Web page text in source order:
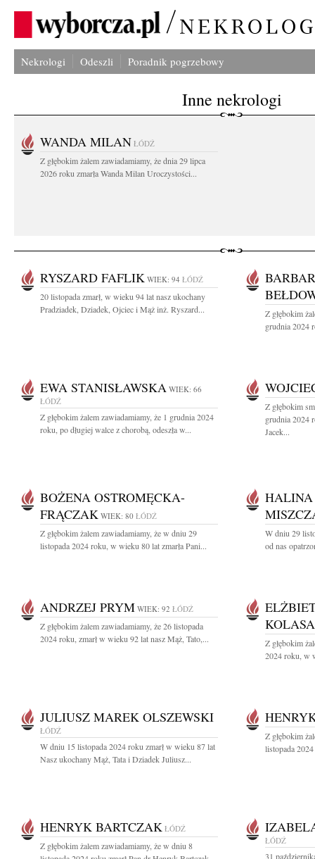
Nekrologi Odeszli Poradnik pogrzebowy
Inne nekrologi
WANDA MILAN ŁÓDŹ
Z głębokim żalem zawiadamiamy, że dnia 29 lipca
2026 roku zmarła Wanda Milan Uroczystości...
RYSZARD FAFLIK WIEK: 94 ŁÓDŹ
20 listopada zmarł, w wieku 94 lat nasz ukochany
Pradziadek, Dziadek, Ojciec i Mąż inż. Ryszard...
Z głębokim
grudnia 2024
EWA STANISŁAWSKA WIEK: 66
ŁÓDŹ
Z głębokim żalem zawiadamiamy, że 1 grudnia 2024
roku, po długiej walce z chorobą, odeszła w...
Z głębokim
grudnia 2024
Jacek...
BOŻENA OSTROMĘCKA-
FRĄCZAK WIEK: 80 ŁÓDŹ
Z głębokim żalem zawiadamiamy, że w dniu 29
listopada 2024 roku, w wieku 80 lat zmarła Pani...
W dniu 29
od nas
ANDRZEJ PRYM WIEK: 92 ŁÓDŹ
Z głębokim żalem zawiadamiamy, że 26 listopada
2024 roku, zmarł w wieku 92 lat nasz Mąż, Tato,...
KOLASA
Z głębokim
2024 roku, w
JULIUSZ MAREK OLSZEWSKI
ŁÓDŹ
W dniu 15 listopada 2024 roku zmarł w wieku 87 lat
Nasz ukochany Mąż, Tata i Dziadek Juliusz...
Z głębokim
listopada
HENRYK BARTCZAK ŁÓDŹ
Z głębokim żalem zawiadamiamy, że w dniu 8
ŁÓDŹ
31